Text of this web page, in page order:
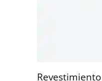
Revestimiento